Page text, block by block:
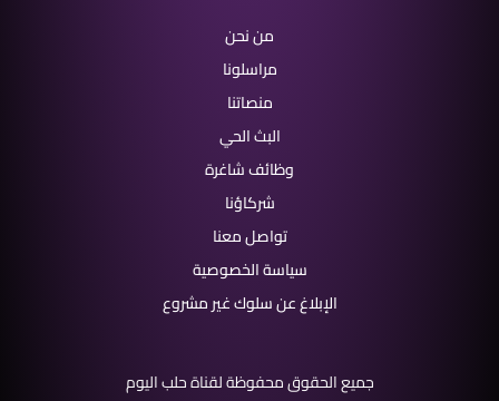
من نحن
مراسلونا
منصاتنا
البث الحي
وظائف شاغرة
شركاؤنا
تواصل معنا
سياسة الخصوصية
الإبلاغ عن سلوك غير مشروع
جميع الحقوق محفوظة لقناة حلب اليوم